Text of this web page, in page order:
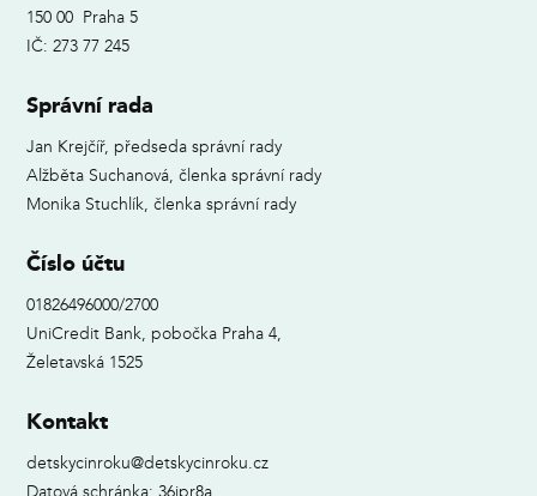
150 00 Praha 5
IČ: 273 77 245
Správní rada
Jan Krejčíř, předseda správní rady
Alžběta Suchanová, členka správní rady
Monika Stuchlík, členka správní rady
Číslo účtu
01826496000/2700
UniCredit Bank, pobočka Praha 4,
Želetavská 1525
Kontakt
detskycinroku@detskycinroku.cz
Datová schránka: 36ipr8a